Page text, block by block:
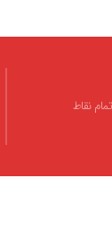
نقاط